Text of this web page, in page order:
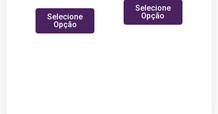
Selecione
Opção
Selecione
Opção